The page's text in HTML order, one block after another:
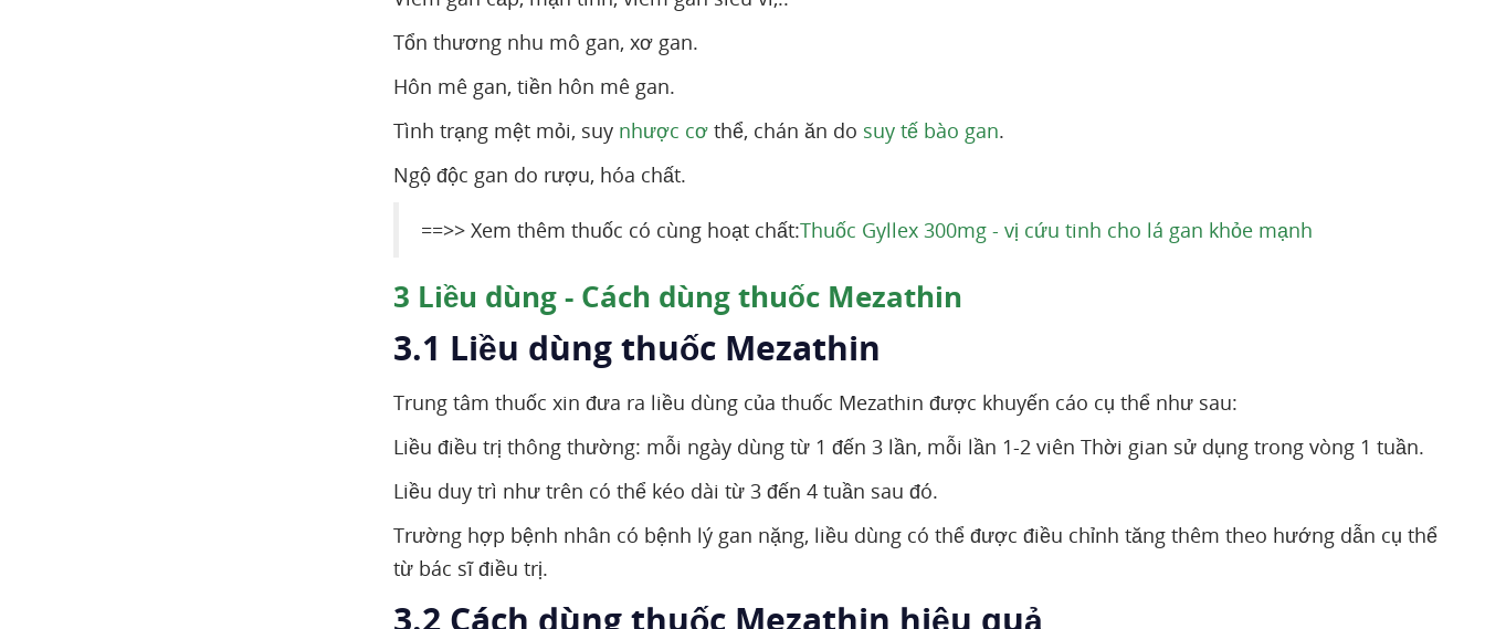
Tổn thương nhu mô gan, xơ gan.
Hôn mê gan, tiền hôn mê gan.
Tình trạng mệt mỏi, suy nhược cơ thể, chán ăn do suy tế bào gan.
Ngộ độc gan do rượu, hóa chất.
==>> Xem thêm thuốc có cùng hoạt chất:Thuốc Gyllex 300mg - vị cứu tinh cho lá gan khỏe mạnh
3 Liều dùng - Cách dùng thuốc Mezathin
3.1 Liều dùng thuốc Mezathin
Trung tâm thuốc xin đưa ra liều dùng của thuốc Mezathin được khuyến cáo cụ thể như sau:
Liều điều trị thông thường: mỗi ngày dùng từ 1 đến 3 lần, mỗi lần 1-2 viên Thời gian sử dụng trong vòng 1 tuần.
Liều duy trì như trên có thể kéo dài từ 3 đến 4 tuần sau đó.
Trường hợp bệnh nhân có bệnh lý gan nặng, liều dùng có thể được điều chỉnh tăng thêm theo hướng dẫn cụ thể
từ bác sĩ điều trị.
3.2 Cách dùng thuốc Mezathin hiệu quả